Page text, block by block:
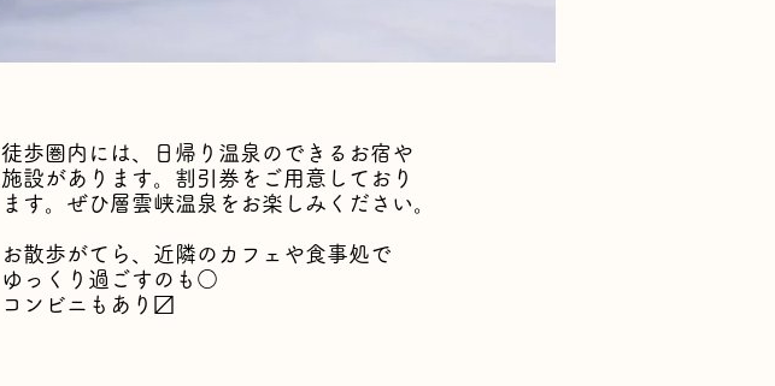
徒歩圏内には、日帰り温泉のできるお宿や
施設があります。割引券をご用意しており
ます。ぜひ層雲峡温泉をお楽しみください。
お散歩がてら、近隣のカフェや食事処で
ゆっくり過ごすのも○
​コンビニもあり〼